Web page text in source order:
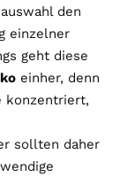
den
einzelner
geht diese
einher, denn
konzentriert,
sollten daher